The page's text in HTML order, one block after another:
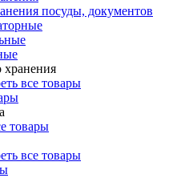
посуды, документов
все товары
товары
все товары